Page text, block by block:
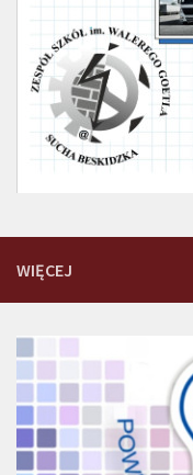
WIĘCEJ